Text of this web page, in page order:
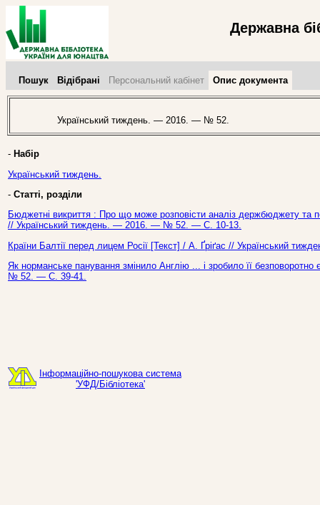
Державна
Пошук Відібрані Персональний кабінет Опис документа
Український тиждень. — 2016. — № 52.
- Набір
Український тиждень.
- Статті, розділи
Бюджетні викриття : Про що може розповісти аналіз держбюджету та
// Український тиждень. — 2016. — № 52. — С. 10-13.
Країни Балтії перед лицем Росії [Текст] / А. Ґріґас // Український
Як норманське панування змінило Англію ... і зробило її
№ 52. — С. 39-41.
Інформаційно-пошукова система
'УФД/Бібліотека'